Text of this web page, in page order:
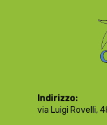
Indirizzo:
via Luigi Rovelli,